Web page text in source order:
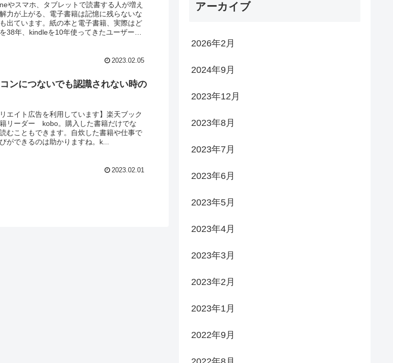
やスマホ、タブレットで読書する人が増え
力が上がる、電子書籍は記憶に残らないな
出ています。紙の本と電子書籍、実際はど
38年、kindleを10年使ってきたユーザーが
2023.02.05
につないでも認識されない時の
エイト広告を利用しています】楽天ブック
リーダー kobo。購入した書籍だけでな
むこともできます。自炊した書籍や仕事で
ができるのは助かりますね。k...
2023.02.01
アーカイブ
2026年2月
2024年9月
2023年12月
2023年8月
2023年7月
2023年6月
2023年5月
2023年4月
2023年3月
2023年2月
2023年1月
2022年9月